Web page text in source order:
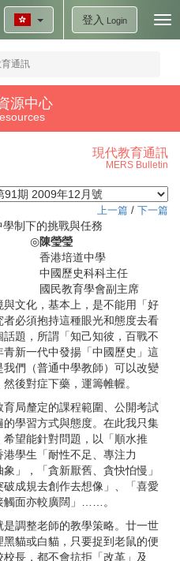
登入 Login
通訊
源中心
現代教育通訊
MERS Bulletin
上一篇 / 下一篇
制下的挑戰與任務
◎陳瑩瑩
香港培道中學
中國歷史科科主任
國民教育學會副主席
文化，基本上，是不能用「好
必須抱持這種眼光和態度去看
題，所謂「知己知彼，百戰不
新一代中發揚「中國歷史」這
們（普通中學教師）可以改變
後對症下藥，運籌帷幄。
育局釐定的課程範圍、公開考試
學習方式與態度。在此我只集
望能針對問題，以「順水推
學生「耐性不足、專注力
」，「貪新厭舊、貪快怕慢」
成規去創作去想像」、「喜愛
觸面亦較廣闊」……。
調整老師的教學策略。廿一世
貓或白貓，只要捉到老鼠的便
長，都不會抗拒「改革」及